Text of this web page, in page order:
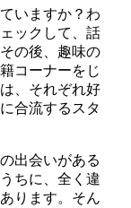
いますか？わ
ックして、話
の後、趣味の
コーナーをじ
、それぞれ好
合流するスタ
出会いがある
ちに、全く違
ります。そん